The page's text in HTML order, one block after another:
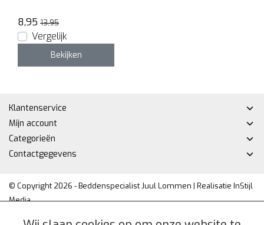
8,95 13,95
Vergelijk
Bekijken
Klantenservice
Mijn account
Categorieën
Contactgegevens
© Copyright 2026 - Beddenspecialist Juul Lommen | Realisatie InStijl
Media